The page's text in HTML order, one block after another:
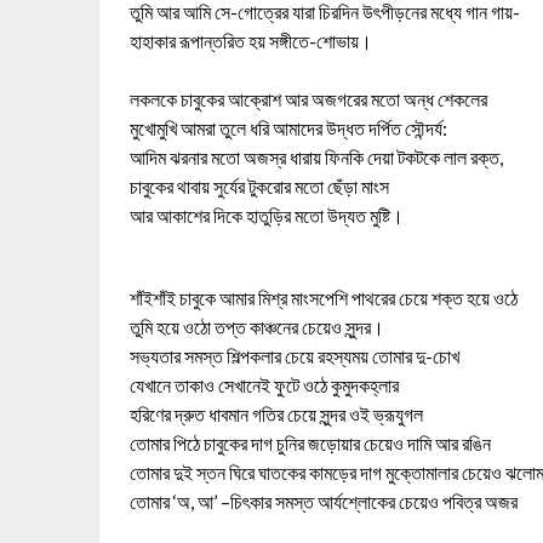
তুমি আর আমি সে-গোত্রের যারা চিরদিন উৎপীড়নের মধ্যে গান গায়-
হাহাকার রূপান্তরিত হয় সঙ্গীতে-শোভায়।
লকলকে চাবুকের আক্রোশ আর অজগরের মতো অন্ধ শেকলের
মুখোমুখি আমরা তুলে ধরি আমাদের উদ্ধত দর্পিত সৌন্দর্য:
আদিম ঝরনার মতো অজস্র ধারায় ফিনকি দেয়া টকটকে লাল রক্ত,
চাবুকের থাবায় সুর্যের টুকরোর মতো ছেঁড়া মাংস
আর আকাশের দিকে হাতুড়ির মতো উদ্যত মুষ্টি।
শাঁইশাঁই চাবুকে আমার মিশ্র মাংসপেশি পাথরের চেয়ে শক্ত হয়ে ওঠে
তুমি হয়ে ওঠো তপ্ত কাঞ্চনের চেয়েও সুন্দর।
সভ্যতার সমস্ত শিল্পকলার চেয়ে রহস্যময় তোমার দু-চোখ
যেখানে তাকাও সেখানেই ফুটে ওঠে কুমুদকহ্লার
হরিণের দ্রুত ধাবমান গতির চেয়ে সুন্দর ওই ভ্রূযুগল
তোমার পিঠে চাবুকের দাগ চুনির জড়োয়ার চেয়েও দামি আর রঙিন
তোমার দুই স্তন ঘিরে ঘাতকের কামড়ের দাগ মুক্তোমালার চেয়েও
তোমার ‘অ, আ’ –চিৎকার সমস্ত আর্যশ্লোকের চেয়েও পবিত্র অজর